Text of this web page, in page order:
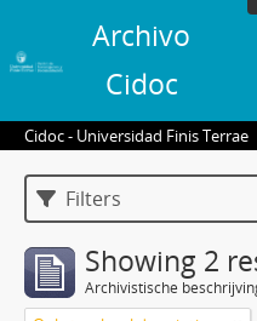
Archivo
Cidoc
Cidoc - Universidad Finis Terrae
Filters
Showing 2
Archivistische